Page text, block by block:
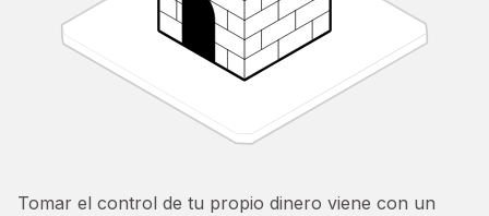
Tomar el control de tu propio dinero viene con un